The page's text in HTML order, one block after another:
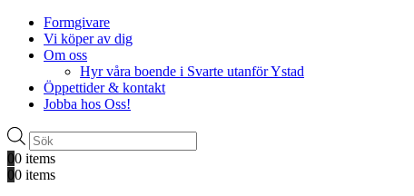
Formgivare
Vi köper av dig
Om oss
Hyr våra boende i Svarte utanför Ystad
Öppettider & kontakt
Jobba hos Oss!
Produktsökning
00 items
00 items